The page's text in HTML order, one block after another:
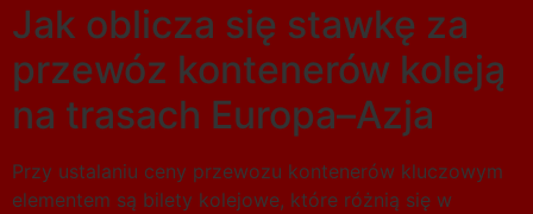
Jak oblicza się stawkę za
przewóz kontenerów koleją
na trasach Europa–Azja
Przy ustalaniu ceny przewozu kontenerów kluczowym
elementem są bilety kolejowe, które różnią się w